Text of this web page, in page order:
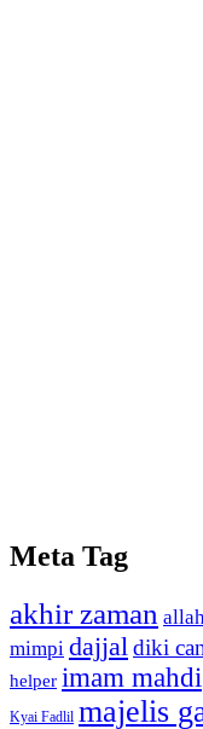
Meta Tag
akhir zaman allah
mimpi dajjal diki
helper imam mahdi
Kyai Fadlil majelis